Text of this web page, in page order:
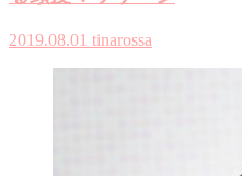
2019.08.01 tinarossa